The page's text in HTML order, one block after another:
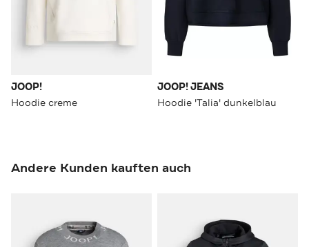
JOOP!
Hoodie creme
JOOP! JEANS
Hoodie 'Talia' dunkelblau
Andere Kunden kauften auch